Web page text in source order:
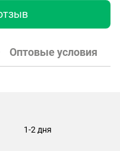
Оптовые условия
1-2 дня